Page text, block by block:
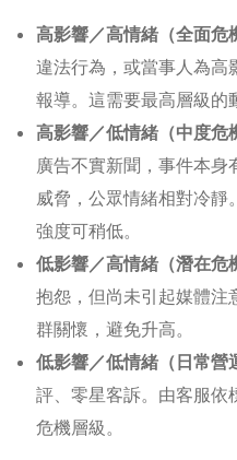
高影響／高情緒（全面危
違法行為，或當事人為高
報導。這需要最高層級的
高影響／低情緒（中度危
廣告不實新聞，事件本身
威脅，公眾情緒相對冷靜
強度可稍低。
低影響／高情緒（潛在危
抱怨，但尚未引起媒體注
群關懷，避免升高。
低影響／低情緒（日常營
評、零星客訴。由客服依
危機層級。